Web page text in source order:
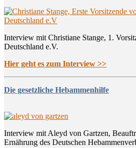
Interview mit Christiane Stange, 1.
Deutschland e.V.
Hier geht es zum Interview >>
Die gesetzliche Hebammenhilfe
Interview mit Aleyd von Gartzen,
Ernährung des Deutschen